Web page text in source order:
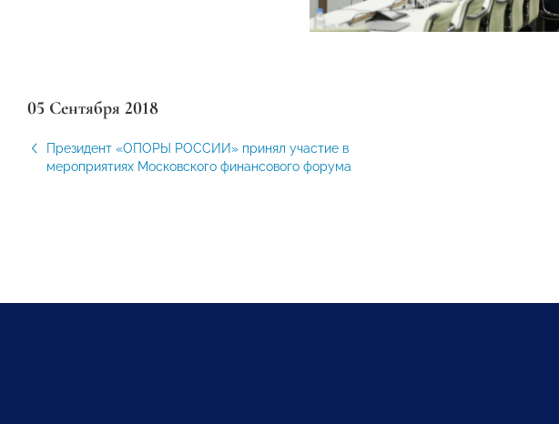
05 Сентября 2018
Президент «ОПОРЫ РОССИИ» принял участие в
мероприятиях Московского финансового форума